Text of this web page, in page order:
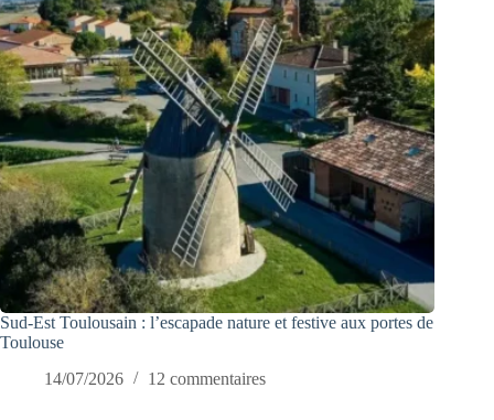
Sud-Est Toulousain : l’escapade nature et festive aux portes de
Toulouse
14/07/2026
12 commentaires